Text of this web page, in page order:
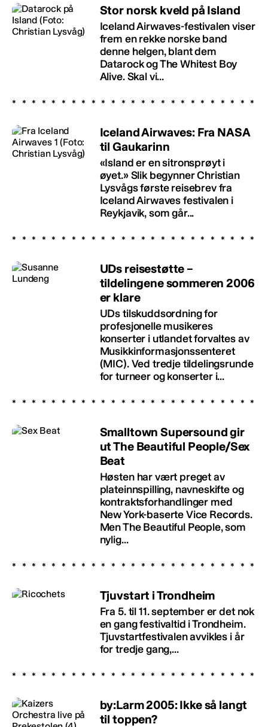
Stor norsk kveld på Island
Iceland Airwaves-festivalen viser
frem en rekke norske band
denne helgen, blant dem
Datarock og The Whitest Boy
Alive. Skal vi...
Iceland Airwaves: Fra NASA
til Gaukarinn
«Island er en sitronsprøyt i
øyet.» Slik begynner Christian
Lysvågs første reisebrev fra
Iceland Airwaves festivalen i
Reykjavik, som går...
UDs reisestøtte –
tildelingene sommeren 2006
er klare
UDs tilskuddsordning for
profesjonelle musikeres
konserter i utlandet forvaltes av
Musikkinformasjonssenteret
(MIC). Ved tredje tildelingsrunde
for turneer og konserter i...
Smalltown Supersound gir
ut The Beautiful People/Sex
Beat
Høsten har vært preget av
plateinnspilling, navneskifte og
kontraktsforhandlinger med
New York-baserte Vice Records.
Men The Beautiful People, som
nylig...
Tjuvstart i Trondheim
Fra 5. til 11. september er det nok
en gang festivaltid i Trondheim.
Tjuvstartfestivalen avvikles i år
for tredje gang,...
by:Larm 2005: Ikke så langt
til toppen?